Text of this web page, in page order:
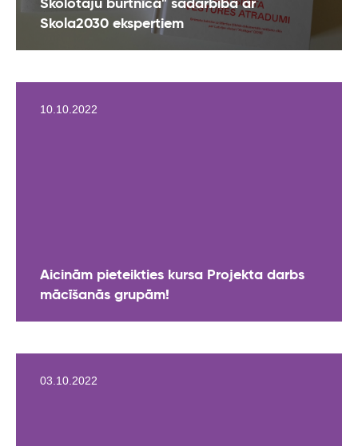
Skolotāju burtnīca" sadarbībā ar
Skola2030 ekspertiem
10.10.2022
Aicinām pieteikties kursa Projekta darbs
mācīšanās grupām!
03.10.2022